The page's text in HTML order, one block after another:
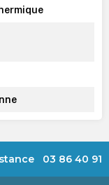
03 86 40 91